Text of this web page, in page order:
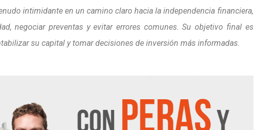
intimidante en un camino claro hacia la independencia financiera,
negociar preventas y evitar errores comunes. Su objetivo final es
su capital y tomar decisiones de inversión más informadas.